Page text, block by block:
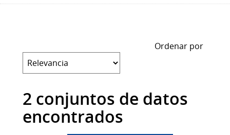
Ordenar por
2 conjuntos de datos
encontrados